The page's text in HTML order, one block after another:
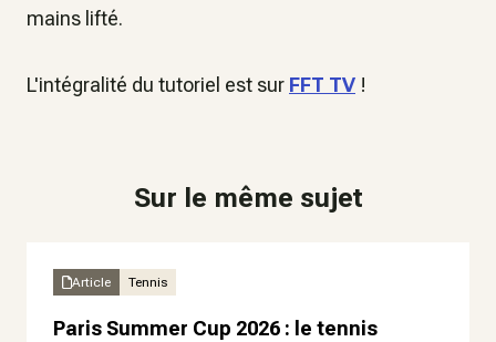
mains lifté.
L'intégralité du tutoriel est sur FFT TV !
Sur le même sujet
Article Tennis
Paris Summer Cup 2026 : le tennis